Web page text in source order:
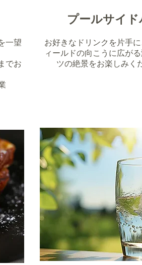
一望
でお
プールサイド
お好きなドリンクを片手
ィールドの向こうに広が
ツの絶景をお楽しみく